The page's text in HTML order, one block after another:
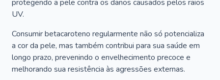
protegendo a pele contra os danos causados pelos raios
UV.
Consumir betacaroteno regularmente não só potencializa
a cor da pele, mas também contribui para sua saúde em
longo prazo, prevenindo o envelhecimento precoce e
melhorando sua resistência às agressões externas.